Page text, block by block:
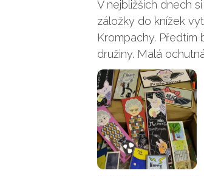
V nejbližších dnech
záložky do knížek
Krompachy.
družiny. Malá